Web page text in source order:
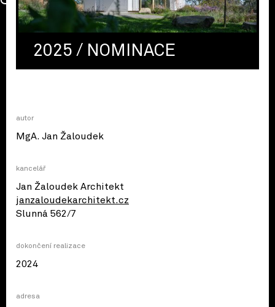
2025 / NOMINACE
autor
MgA. Jan Žaloudek
kancelář
Jan Žaloudek Architekt
janzaloudekarchitekt.cz
Slunná 562/7
dokončení realizace
2024
adresa